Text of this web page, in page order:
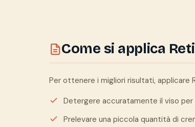
Come si applica
Per ottenere i migliori risultati, applicare
Detergere accuratamente il viso per
Prelevare una piccola quantità di